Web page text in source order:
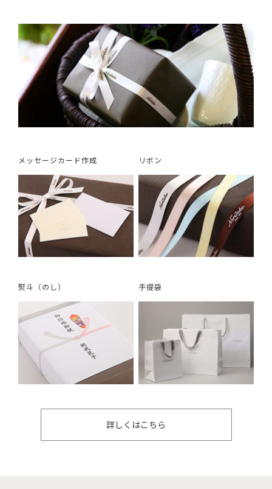
メッセージカード作成 リボン
熨斗（のし） 手提袋
詳しくはこちら